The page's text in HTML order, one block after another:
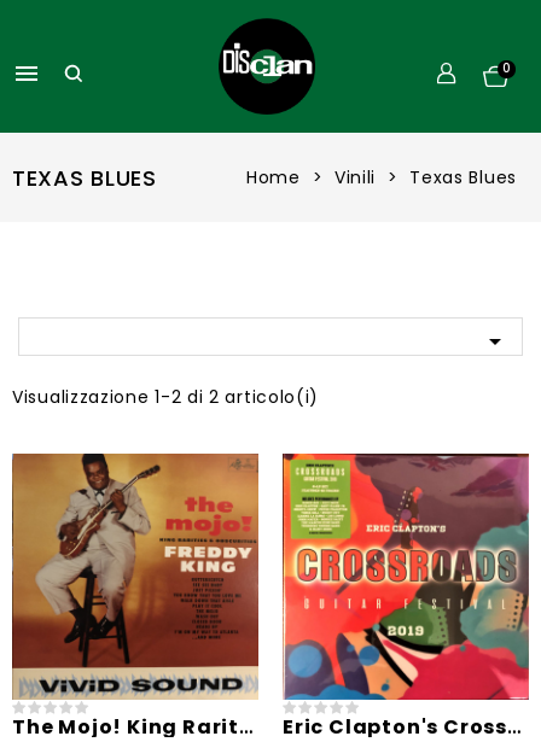
 0
TEXAS BLUES Home Vinili Texas Blues

Visualizzazione 1-2 di 2 articolo(i)
The Mojo! King Rarities &... Eric Clapton's Crossroads...